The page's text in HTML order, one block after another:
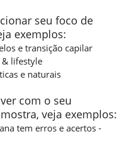
seu foco de
exemplos:
e transição capilar
lifestyle
e naturais
com o seu
veja exemplos:
tem erros e acertos -